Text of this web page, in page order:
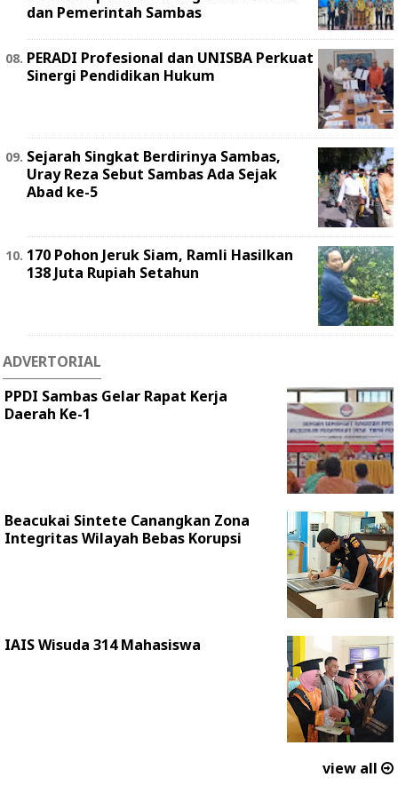
dan Pemerintah Sambas
PERADI Profesional dan UNISBA Perkuat
Sinergi Pendidikan Hukum
Sejarah Singkat Berdirinya Sambas,
Uray Reza Sebut Sambas Ada Sejak
Abad ke-5
170 Pohon Jeruk Siam, Ramli Hasilkan
138 Juta Rupiah Setahun
ADVERTORIAL
PPDI Sambas Gelar Rapat Kerja
Daerah Ke-1
Beacukai Sintete Canangkan Zona
Integritas Wilayah Bebas Korupsi
IAIS Wisuda 314 Mahasiswa
view all